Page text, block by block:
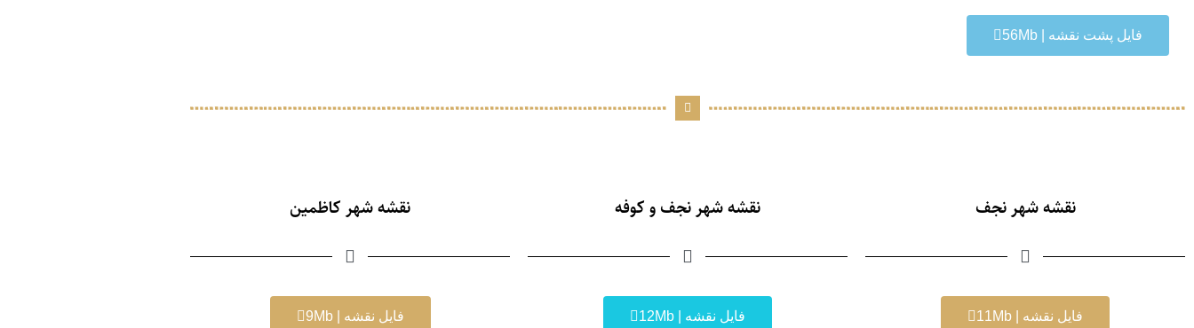
فایل پشت نقشه | 56Mb
نقشه شهر نجف
فایل نقشه | 11Mb
نقشه شهر نجف و کوفه
فایل نقشه | 12Mb
نقشه شهر کاظمین
فایل نقشه | 9Mb